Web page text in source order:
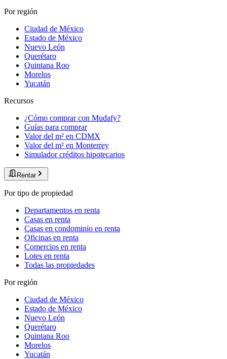
Por región
Ciudad de México
Estado de México
Nuevo León
Querétaro
Quintana Roo
Morelos
Yucatán
Recursos
¿Cómo comprar con Mudafy?
Guías para comprar
Valor del m² en CDMX
Valor del m² en Monterrey
Simulador créditos hipotecarios
Rentar
Por tipo de propiedad
Departamentos en renta
Casas en renta
Casas en condominio en renta
Oficinas en renta
Comercios en renta
Lotes en renta
Todas las propiedades
Por región
Ciudad de México
Estado de México
Nuevo León
Querétaro
Quintana Roo
Morelos
Yucatán